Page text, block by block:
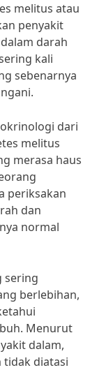
melitus atau
penyakit
darah
kali
sebenarnya
dari
melitus
merasa haus
periksakan
dan
normal
sering
berlebihan,
Menurut
dalam,
tidak diatasi